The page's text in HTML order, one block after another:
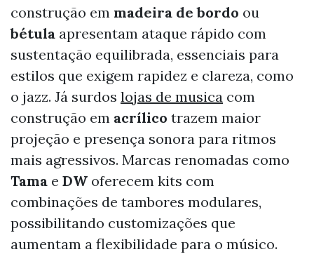
construção em madeira de bordo ou
bétula apresentam ataque rápido com
sustentação equilibrada, essenciais para
estilos que exigem rapidez e clareza, como
o jazz. Já surdos lojas de musica com
construção em acrílico trazem maior
projeção e presença sonora para ritmos
mais agressivos. Marcas renomadas como
Tama e DW oferecem kits com
combinações de tambores modulares,
possibilitando customizações que
aumentam a flexibilidade para o músico.